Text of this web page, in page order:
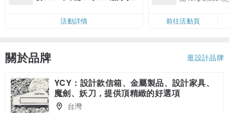
活動詳情
50
前往活動頁
關於品牌 逛設計品牌
YCY：設計款信箱、金屬製品、設計家具、
魔劍、妖刀，提供頂精緻的好選項
台灣